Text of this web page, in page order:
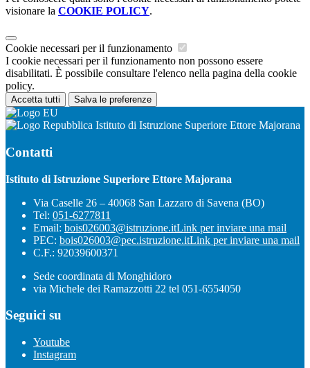
visionare la COOKIE POLICY.
Cookie necessari per il funzionamento
I cookie necessari per il funzionamento non possono essere
disabilitati. È possibile consultare l'elenco nella pagina della cookie
policy.
Accetta tutti Salva le preferenze
Istituto di Istruzione Superiore Ettore Majorana
Contatti
Istituto di Istruzione Superiore Ettore Majorana
Via Caselle 26 – 40068 San Lazzaro di Savena (BO)
Tel: 051-6277811
Email: bois026003@istruzione.itLink per inviare una mail
PEC: bois026003@pec.istruzione.itLink per inviare una mail
C.F.: 92039600371
Sede coordinata di Monghidoro
via Michele dei Ramazzotti 22 tel 051-6554050
Seguici su
Youtube
Instagram